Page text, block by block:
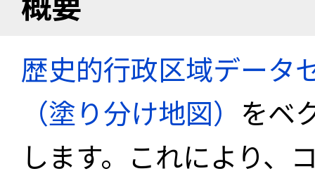
歴史的行政区域データ
（塗り分け地図） をベ
します。これにより、